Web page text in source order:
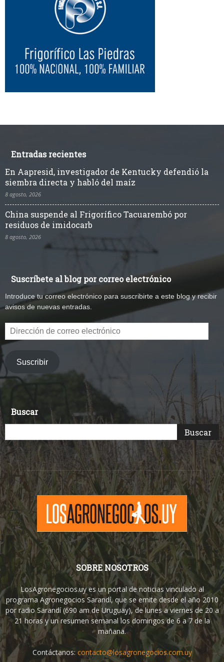
Entradas recientes
En Aapresid, investigador de Kentucky defendió la
siembra directa y habló del maíz
8 agosto, 2026
China suspende al Frigorífico Tacuarembó por
residuos de imidocarb
8 agosto, 2026
Suscríbete al blog por correo electrónico
Introduce tu correo electrónico para suscribirte a este blog y recibir
avisos de nuevas entradas.
Dirección
de
electrónico
Suscribir
Buscar
SOBRE NOSOTROS
LosAgronegocios.uy es un portal de noticias vinculado al
programa Agronegocios Sarandí, que se emite desde el año 2010
por radio Sarandí (690 am de Uruguay), de lunes a viernes de 20 a
21 horas y un resumen semanal los domingos de 6 a 7 de la
mañana.
Contáctanos: contacto@losagronegocios.com.uy